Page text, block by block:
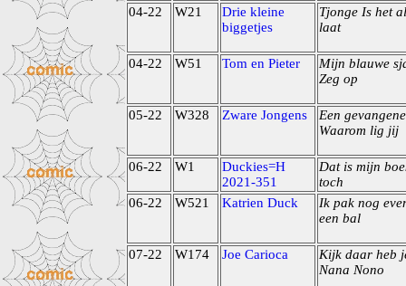
04-22 W21
Drie kleine
biggetjes
Tjonge Is het
laat
04-22 W51 Tom en Pieter
Mijn blauwe
Zeg op
05-22 W328 Zware Jongens
Een gevangene
Waarom lig jij
06-22 W1
Duckies=H
2021-351
Dat is mijn
toch
06-22
W521 Katrien Duck
Ik pak nog
een bal
07-22 W174 Joe Carioca
Kijk daar heb
Nana Nono